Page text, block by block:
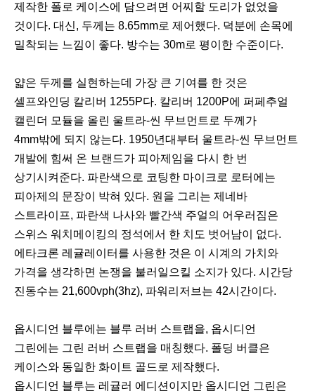
제작한 폴로 케이스에 담으려면 어찌할 도리가 없었을
것이다. 대신, 두께는 8.65mm로 제어했다. 덕분에 손목에
밀착되는 느낌이 좋다. 방수는 30m로 평이한 수준이다.
얇은 두께를 실현하는데 가장 큰 기여를 한 것은
셀프와인딩 칼리버 1255P다. 칼리버 1200P에 퍼페추얼
캘린더 모듈을 올린 울트라-씬 무브먼트로 두께가
4mm밖에 되지 않는다. 1950년대부터 울트라-씬 무브먼트
개발에 힘써 온 브랜드가 피아제임을 다시 한 번
상기시켜준다. 파란색으로 코팅한 마이크로 로터에는
피아제의 문장이 박혀 있다. 원을 그리는 제네바
스트라이프, 파란색 나사와 빨간색 주얼의 어우러짐은
스위스 워치메이킹의 정석에서 한 치도 벗어남이 없다.
에타크론 레귤레이터를 사용한 것은 이 시계의 가치와
가격을 생각하면 논쟁을 불러일으킬 소지가 있다. 시간당
진동수는 21,600vph(3hz), 파워리저브는 42시간이다.
이
전
다
음
옵시디언 블루에는 블루 러버 스트랩을, 옵시디언
그린에는 그린 러버 스트랩을 매칭했다. 폴딩 버클은
케이스와 동일한 화이트 골드로 제작했다.
옵시디언 블루는 레귤러 에디션이지만 옵시디언 그린은